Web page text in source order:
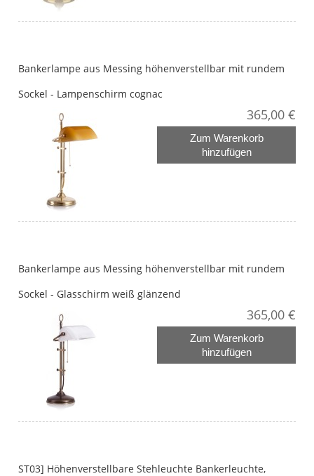
Bankerlampe aus Messing höhenverstellbar mit rundem
Sockel - Lampenschirm cognac
365,00 €
Zum Warenkorb
hinzufügen
Bankerlampe aus Messing höhenverstellbar mit rundem
Sockel - Glasschirm weiß glänzend
365,00 €
Zum Warenkorb
hinzufügen
ST03] Höhenverstellbare Stehleuchte Bankerleuchte,